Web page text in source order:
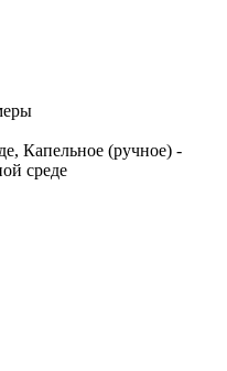
Капельное (ручное) -
среде